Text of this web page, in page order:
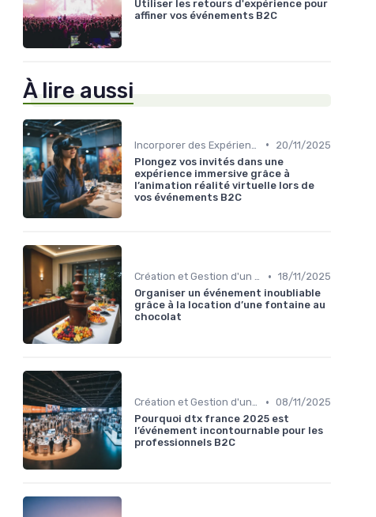
Utiliser les retours d'expérience pour
affiner vos événements B2C
À lire aussi
•
20/11/2025
Plongez vos invités dans une
expérience immersive grâce à
l’animation réalité virtuelle lors de
vos événements B2C
Création et Gestion d'un Événement B2C • 18/11/2025
Organiser un événement inoubliable
grâce à la location d’une fontaine au
chocolat
Création et Gestion d'un Événement B2C • 08/11/2025
Pourquoi dtx france 2025 est
l’événement incontournable pour les
professionnels B2C